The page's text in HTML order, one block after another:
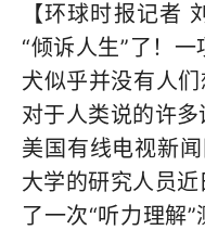
【环球时报记者
“倾诉人生”了！
犬似乎并没有人们
对于人类说的许多
美国有线电视新
大学的研究人员
了一次“听力理解